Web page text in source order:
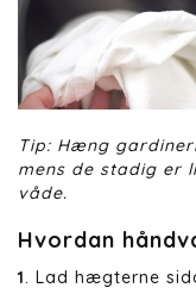
Tip: Hæng
mens de stadig er
våde.
Hvordan
1. Lad hægterne